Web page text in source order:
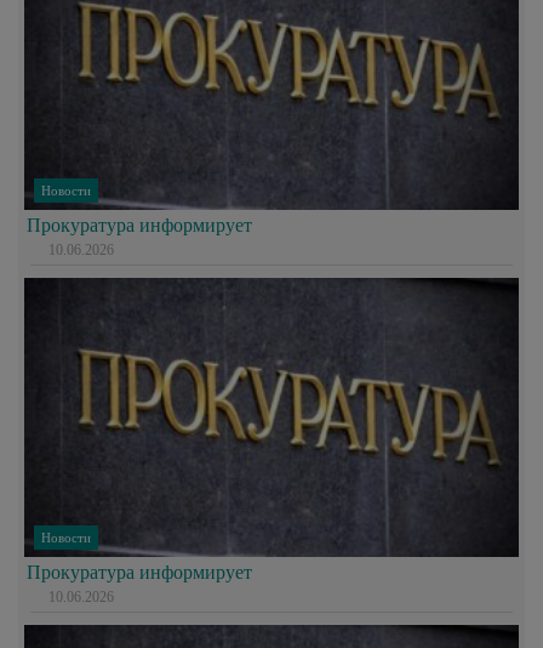
Новости
Прокуратура информирует
10.06.2026
Новости
Прокуратура информирует
10.06.2026